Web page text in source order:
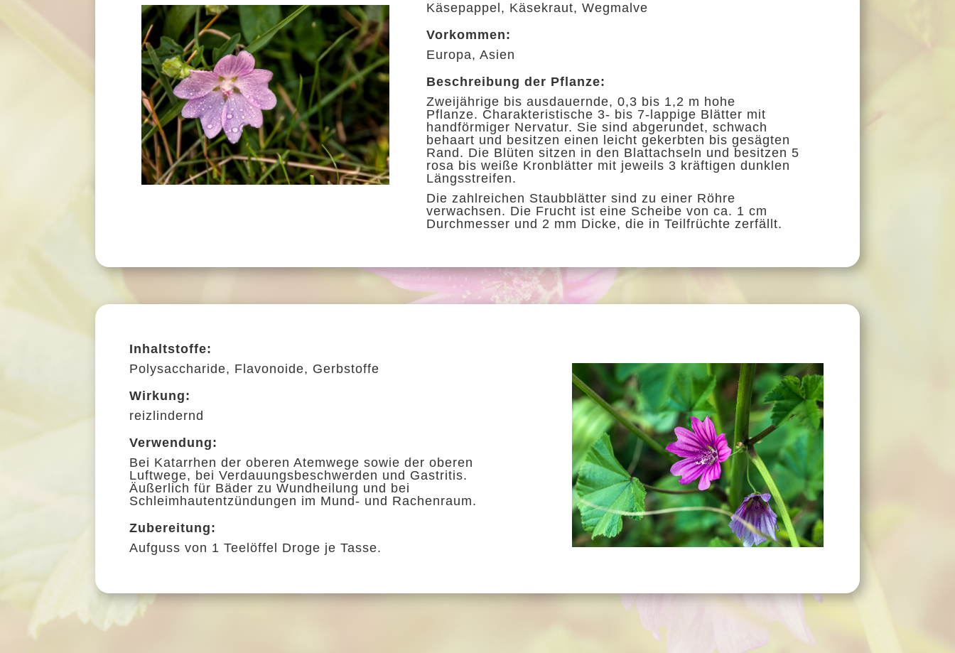
Käsepappel, Käsekraut, Wegmalve
Vorkommen:
Europa, Asien
Beschreibung der Pflanze:
Zweijährige bis ausdauernde, 0,3 bis 1,2 m hohe
Pflanze. Charakteristische 3- bis 7-lappige Blätter mit
handförmiger Nervatur. Sie sind abgerundet, schwach
behaart und besitzen einen leicht gekerbten bisgesägten
Rand. Die Blüten sitzen in den Blattachseln und besitzen 5
rosa bisweiße Kronblätter mit jeweils 3 kräftigen dunklen
Längsstreifen.
Die zahlreichen Staubblätter sind zu einer Röhre
verwachsen. Die Frucht ist eine Scheibevon ca. 1 cm
Durchmesser und 2 mm Dicke, die in Teilfrüchte zerfällt.
Inhaltstoffe:
Polysaccharide, Flavonoide, Gerbstoffe
Wirkung:
reizlindernd
Verwendung:
Bei Katarrhen der oberen Atemwege sowie der oberen
Luftwege, bei Verdauungsbeschwerden und Gastritis.
Äußerlich für Bäder zu Wundheilung und bei
Schleimhautentzündungen im Mund- und Rachenraum.
Zubereitung:
Aufguss von 1 Teelöffel Droge je Tasse.